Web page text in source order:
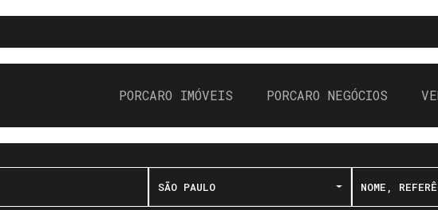
PORCARO NEGÓCIOS
PORCARO IMÓVEIS
SÃO PAULO